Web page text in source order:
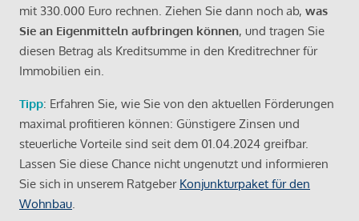
mit 330.000 Euro rechnen. Ziehen Sie dann noch ab, was
Sie an Eigenmitteln aufbringen können, und tragen Sie
diesen Betrag als Kreditsumme in den Kreditrechner für
Immobilien ein.
Tipp: Erfahren Sie, wie Sie von den aktuellen Förderungen
maximal profitieren können: Günstigere Zinsen und
steuerliche Vorteile sind seit dem 01.04.2024 greifbar.
Lassen Sie diese Chance nicht ungenutzt und informieren
Sie sich in unserem Ratgeber Konjunkturpaket für den
Wohnbau.